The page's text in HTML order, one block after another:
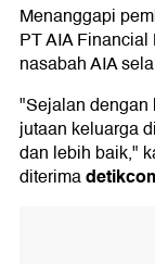
Menanggapi
PT AIA
nasabah AIA
"Sejalan dengan
jutaan keluarga
dan lebih baik,"
diterima